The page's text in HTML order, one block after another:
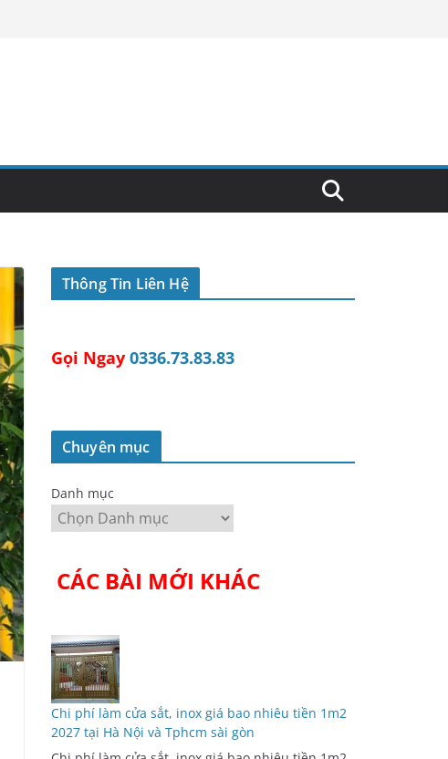
Thông Tin Liên Hệ
Gọi Ngay 0336.73.83.83
Chuyên mục
Danh mục
CÁC BÀI MỚI KHÁC
Chi phí làm cửa sắt, inox giá bao nhiêu tiền 1m2
2027 tại Hà Nội và Tphcm sài gòn